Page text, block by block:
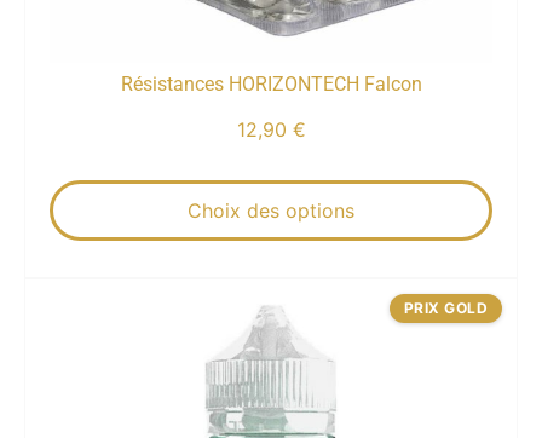
Résistances HORIZONTECH Falcon
12,90 €
Choix des options
PRIX GOLD